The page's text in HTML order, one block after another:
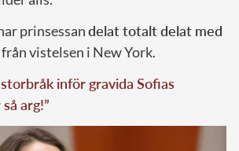
prinsessandelat totalt delat med
från vistelsen i New York.
inför gravida Sofias
arg!”